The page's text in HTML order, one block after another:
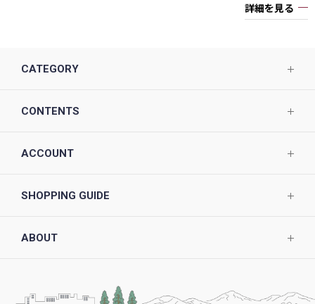
詳細を見る
CATEGORY
CONTENTS
ACCOUNT
SHOPPING GUIDE
ABOUT